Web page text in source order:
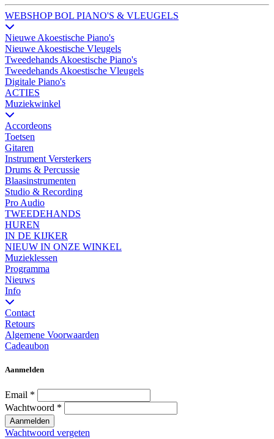
WEBSHOP BOL PIANO'S & VLEUGELS
Nieuwe Akoestische Piano's
Nieuwe Akoestische Vleugels
Tweedehands Akoestische Piano's
Tweedehands Akoestische Vleugels
Digitale Piano's
ACTIES
Muziekwinkel
Accordeons
Toetsen
Gitaren
Instrument Versterkers
Drums & Percussie
Blaasinstrumenten
Studio & Recording
Pro Audio
TWEEDEHANDS
HUREN
IN DE KIJKER
NIEUW IN ONZE WINKEL
Muzieklessen
Programma
Nieuws
Info
Contact
Retours
Algemene Voorwaarden
Cadeaubon
Aanmelden
Email *
Wachtwoord *
Aanmelden
Wachtwoord vergeten